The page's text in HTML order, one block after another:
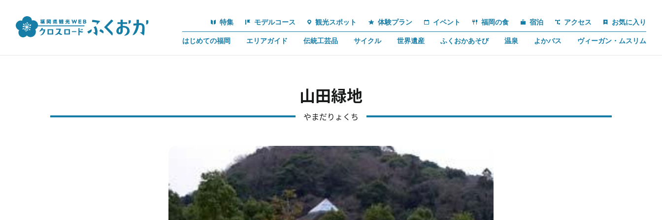
特集 モデルコース 観光スポット 体験プラン イベント 福岡の食 宿泊 アクセス お気に入り
はじめての福岡 エリアガイド 伝統工芸品 サイクル 世界遺産 ふくおかあそび 温泉 よかバス ヴィーガン・ムスリム
山田緑地
やまだりょくち